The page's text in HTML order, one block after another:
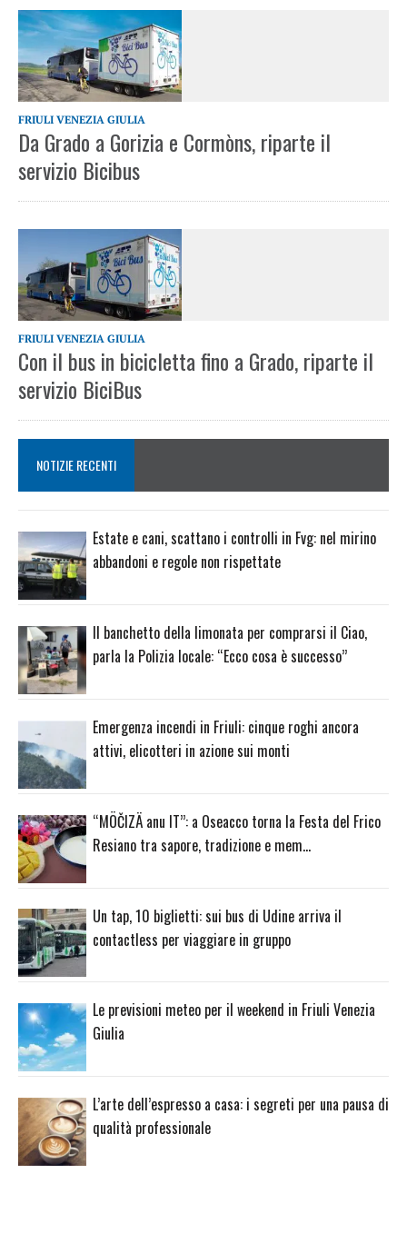
FRIULI VENEZIA GIULIA
Da Grado a Gorizia e Cormòns, riparte il
servizio Bicibus
FRIULI VENEZIA GIULIA
Con il bus in bicicletta fino a Grado, riparte il
servizio BiciBus
NOTIZIE RECENTI
Estate e cani, scattano i controlli in Fvg: nel mirino
abbandoni e regole non rispettate
Il banchetto della limonata per comprarsi il Ciao,
parla la Polizia locale: “Ecco cosa è successo”
Emergenza incendi in Friuli: cinque roghi ancora
attivi, elicotteri in azione sui monti
“MÖČIZÄ anu IT”: a Oseacco torna la Festa del Frico
Resiano tra sapore, tradizione e mem…
Un tap, 10 biglietti: sui bus di Udine arriva il
contactless per viaggiare in gruppo
Le previsioni meteo per il weekend in Friuli Venezia
Giulia
L’arte dell’espresso a casa: i segreti per una pausa di
qualità professionale